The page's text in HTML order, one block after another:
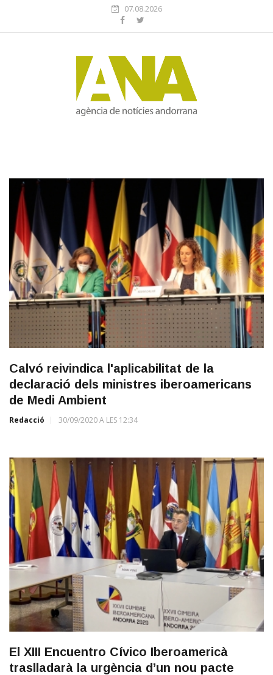
07.08.2026
Calvó reivindica l'aplicabilitat de la
declaració dels ministres iberoamericans
de Medi Ambient
Redacció 30/09/2020 A LES 12:34
El XIII Encuentro Cívico Iberoamericà
traslladarà la urgència d’un nou pacte